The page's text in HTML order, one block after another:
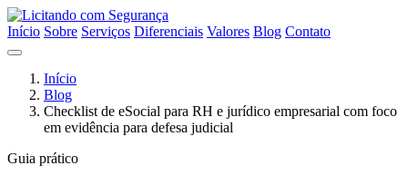
Início Sobre Serviços Diferenciais Valores Blog Contato
Início
Blog
Checklist de eSocial para RH e jurídico empresarial com foco
em evidência para defesa judicial
Guia prático